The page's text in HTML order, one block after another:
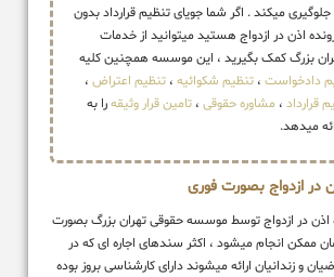
میکند . اگر شما جویای تنظیم قرارداد بدون
اذن در ازدواج هستید میتوانید از خدمات
بزرگ کمک بگیرید ، این موسسه همچنین کلیه
دادخواست ، تنظیم شکوائیه ، تنظیم اعتراض ،
قرارداد ، مشاوره حقوقی ، تامین قرار وثیقهرا به
میدهد.
در ازدواج بصورت فوری
اذن در ازدواج توسط موسسه حقوقی تهران بزرگ بصورت
ممکن انجام میشود ، اکثر سندهای اجاره ای که در
و زندانیان ارائه میشوند دارای کارشناسی بروز بوده